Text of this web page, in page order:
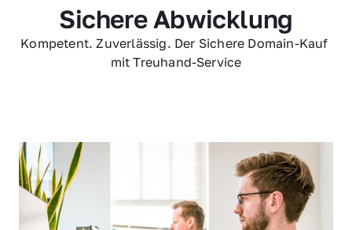
Sichere Abwicklung
Kompetent. Zuverlässig. Der Sichere Domain-Kauf
mit Treuhand-Service